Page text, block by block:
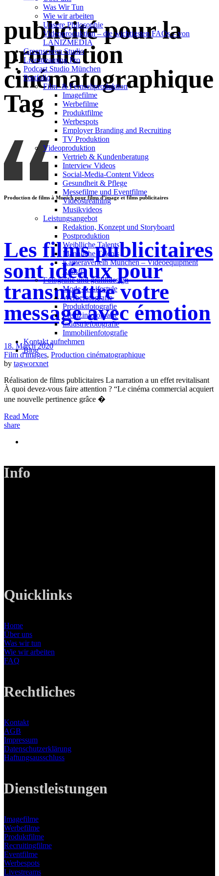
Was Wir Tun
Wie wir arbeiten
Unsere Philosophie
Videoproduktion – die wichtigsten FAQs – von
LANIZMEDIA
Greenscreen Studio
Livestreaming Pro
Podcast Studio München
Portfolio
Film- & Fernsehproduktion
Imagefilme
Werbefilme
Produktfilme
Werbespots
Employer Branding and Recruiting
TV Produktion
Videoproduktion
Vertrieb & Kundenberatung
Interview Videos
Social-Media-Content Videos
Gesundheit & Pflege
Mes­se­filme und Eventfilme
Video­strea­ming
Musikvideos
Leis­tungs­an­ge­bot
Redak­ti­on, Kon­zept und Storyboard
Post­pro­duk­ti­on
Weiblliche Talents
Männliche Talents
Kameraverleih München – Videoequipment
Rental
Fotografie und grafikdesign
Mode & Lifestyle
Werbefotografie
Produktfotografie
Medizinfotografie
Industriefotografie
Immobilienfotografie
Kontakt aufnehmen
Blog
publicité pour la
production
cinématographique
Tag
Production de films à Munich pour films d’image et films publicitaires
Les films publicitaires
sont idéaux pour
transmettre votre
message avec émotion
18. March 2020
Film d'images, Production cinématographique
by tagworxnet
Réalisation de films publicitaires La narration a un effet revitalisant
À quoi devez-vous faire attention ? “Le cinéma commercial acquiert
une nouvelle pertinence grâce �
Read More
share
Info
Quicklinks
Home
Über uns
Was wir tun
Wie wir arbeiten
FAQ
Rechtliches
Kontakt
AGB
Impressum
Datenschutzerklärung
Haftungsausschluss
Dienstleistungen
Imagefilme
Werbefilme
Produktfilme
Recruitingfilme
Eventfilme
Werbespots
Livestreams